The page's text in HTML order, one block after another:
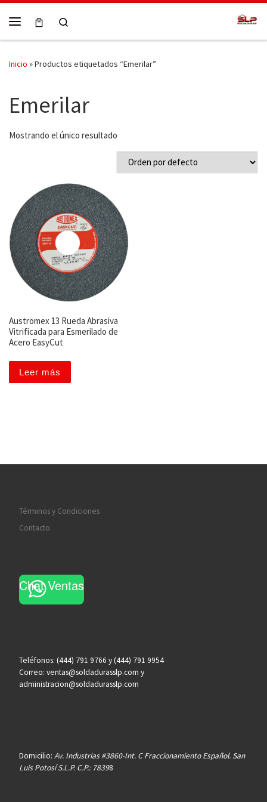
Skip to content
Inicio »Productos etiquetados “Emerilar”
Emerilar
Mostrando el único resultado
Austromex 13 Rueda Abrasiva
Vitrificada para Esmerilado de
Acero EasyCut
Leer más
Términos y Condiciones
Contacto
Chat Ventas
Teléfonos: (444) 791 9766 y (444) 791 9954
Correo: ventas@soldadurasslp.com y
administracion@soldadurasslp.com
Domicilio: Av. Industrias #3860-Int. C Fraccionamiento Español. San
Luis Potosí S.L.P. C.P.: 78398